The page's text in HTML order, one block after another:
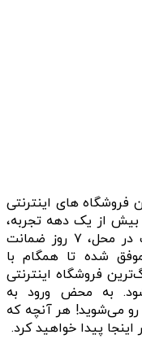
فروشگاه های اینترنتی
بیش از یک دهه تجربه،
با پایبندی به سه اصل کلیدی، پرداخت در محل، ۷ روز ضمانت
شده تا همگام با
فروشگاه اینترنتی
شود. به محض ورود به
رو می‌شوید! هر آنچه که
پیدا خواهید کرد.